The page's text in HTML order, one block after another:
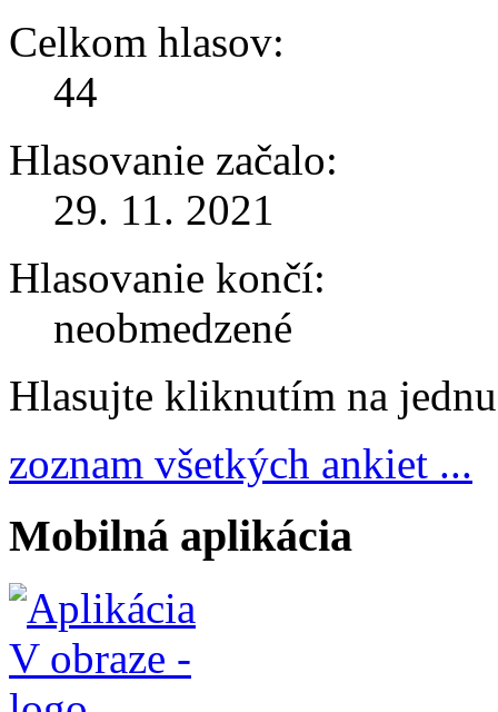
Celkom hlasov:
44
Hlasovanie začalo:
29. 11. 2021
Hlasovanie končí:
neobmedzené
Hlasujte kliknutím na
zoznam všetkých ankiet ...
Mobilná aplikácia